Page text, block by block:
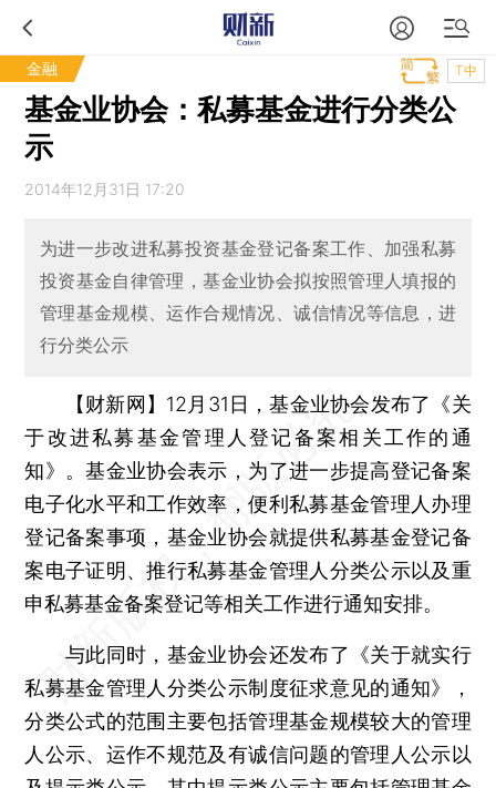
金融 T中
基金业协会：私募基金进行分类公
示
2014年12月31日 17:20
为进一步改进私募投资基金登记备案工作、加强私募
投资基金自律管理，基金业协会拟按照管理人填报的
管理基金规模、运作合规情况、诚信情况等信息，进
行分类公示
【财新网】 12月31日，基金业协会发布了《关
于改进私募基金管理人登记备案相关工作的通
知》。基金业协会表示，为了进一步提高登记备案
电子化水平和工作效率，便利私募基金管理人办理
登记备案事项，基金业协会就提供私募基金登记备
案电子证明、推行私募基金管理人分类公示以及重
申私募基金备案登记等相关工作进行通知安排。
与此同时，基金业协会还发布了《关于就实行
私募基金管理人分类公示制度征求意见的通知》，
分类公式的范围主要包括管理基金规模较大的管理
人公示、运作不规范及有诚信问题的管理人公示以